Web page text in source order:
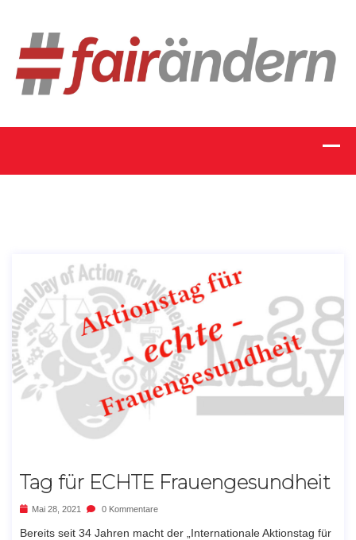
Tag für ECHTE Frauengesundheit
Mai 28, 2021 0 Kommentare
Bereits seit 34 Jahren macht der „Internationale Aktionstag für